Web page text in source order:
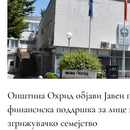
Општина Охрид објави Јавен
финансиска поддршка за лице
згрижувачко семејство